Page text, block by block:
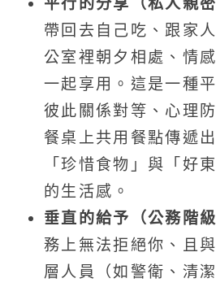
帶回去自己吃、跟家
公室裡朝夕相處、情
一起享用。這是一種
彼此關係對等、心理
餐桌上共用餐點傳遞
「珍惜食物」與「好
的生活感。
垂直的給予（公務階級
務上無法拒絕你、且
層人員（如警衛、清